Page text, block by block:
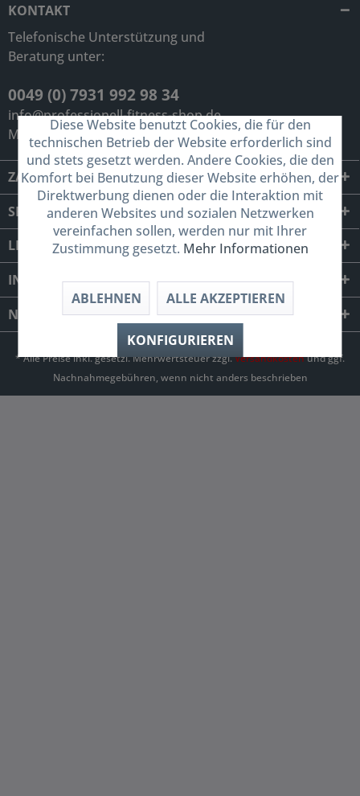
KONTAKT
Telefonische Unterstützung und
Beratung unter:
0049 (0) 7931 992 98 34
info@professionell-fitness-shop.de
Mo-Sa, 09:00 - 19:30 Uhr
ZAHLUNGSARTEN
SERVICE
LIEFERUNG MIT SPEDITION UND
INFORMATIONEN
NEWSLETTER
* Alle Preise inkl. gesetzl. Mehrwertsteuer zzgl.Versandkostenund ggf.
Nachnahmegebühren, wenn nicht anders beschrieben
Diese Website benutzt Cookies, die für den
technischen Betrieb der Website erforderlich sind
und stets gesetzt werden. Andere Cookies, die den
Komfort bei Benutzung dieser Website erhöhen, der
Direktwerbung dienen oder die Interaktion mit
anderen Websites und sozialen Netzwerken
vereinfachen sollen, werden nur mit Ihrer
Zustimmung gesetzt. Mehr Informationen
ABLEHNEN ALLE AKZEPTIEREN
KONFIGURIEREN